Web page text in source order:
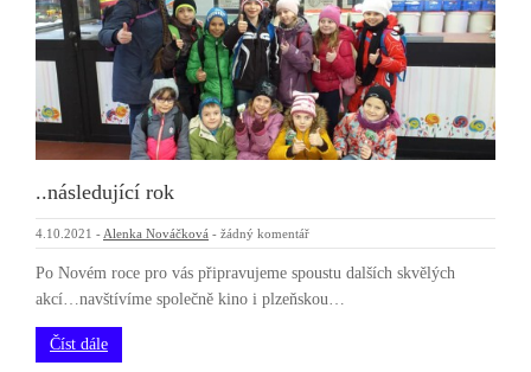
..následující rok
4.10.2021 - Alenka Nováčková - žádný komentář
Po Novém roce pro vás připravujeme spoustu dalších skvělých
akcí…navštívíme společně kino i plzeňskou…
Číst dále